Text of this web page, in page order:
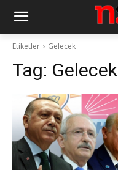
Etiketler Gelecek
Tag: Gelecek